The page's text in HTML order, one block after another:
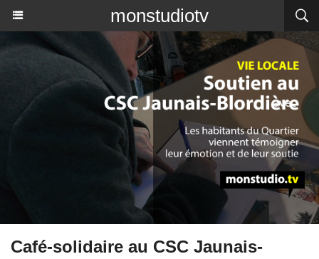
monstudiotv
Café-solidaire au CSC Jaunais-